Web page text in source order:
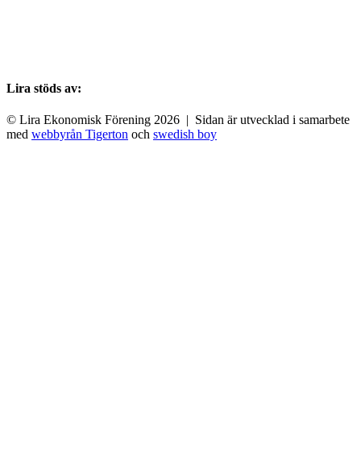
Lira stöds av:
© Lira Ekonomisk Förening 2026 | Sidan är utvecklad i samarbete
med webbyrån Tigerton och swedish boy